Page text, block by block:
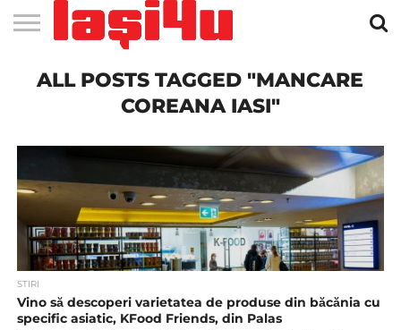
STIRI
APARTAMENTE
NOI IASI
STIRI
IASI
JOBS
IN
FILME
LA
CLUBURI /
DISCOTECI
BARURI /
CAFENELE
SALI DE
FORTA
SALOANE DE
INFRUMUSETARE
AGENTII
DE
RESTAURANTE
IN IASI
PIZZA
IN
PISCINA
IN IASI
FLORARII
RADIO
LIVE
SPALATORII
AUTO
TRACTARI
AUTO
TAXI
IN
CINEMA
TEATRU
HOTELURI
/
TEREN
SPORTIV
TEREN
TENIS
FARMACII
NON
COFFEE-
TO-GO
FIRME DE
PUBLICITATE
RENT
A
ALL POSTS TAGGED "MANCARE
COREANA IASI"
STIRI
Vino să descoperi varietatea de produse din băcănia cu
specific asiatic, KFood Friends, din Palas